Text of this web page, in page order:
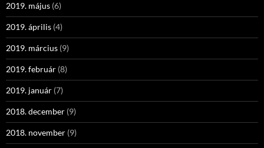
2019. május (6)
2019. április (4)
2019. március (9)
2019. február (8)
2019. január (7)
2018. december (9)
2018. november (9)